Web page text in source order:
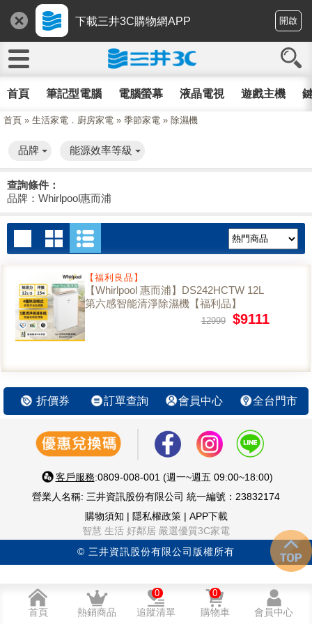
下載三井3C購物網APP 開啟
首頁 筆記型電腦 電腦螢幕 液晶電視 遊戲主機
首頁 » 生活家電．廚房家電 » 季節家電 » 除濕機
品牌 能源效率等級
查詢條件：
品牌：Whirlpool惠而浦
【福利良品】
【Whirlpool 惠而浦】DS242HCTW 12L
第六感智能清淨除濕機【福利品】
12999 $9111
折價券 訂單查詢 會員中心 全台門市
客戶服務:0809-008-001 (週一~週五 09:00~18:00)
營業人名稱: 三井資訊股份有限公司 統一編號：23832174
購物須知 | 隱私權政策| APP下載
智慧 生活 好鄰居 嚴選優質3C家電
© 三井資訊股份有限公司版權所有
首頁 熱銷商品 追蹤清單
0
購物車
0
會員中心